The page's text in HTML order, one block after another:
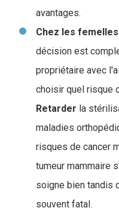
avantages.
Chez les
décision est
propriétaire avec
choisir quel risque
Retarder la
maladies
risques de cancer
tumeur mammaire
soigne bien tandis
souvent fatal.